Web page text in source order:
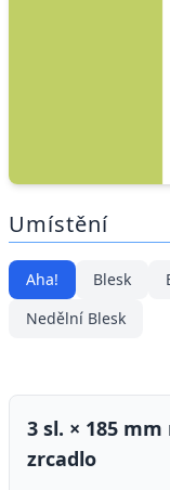
Umístění
Aha! Blesk
Nedělní Blesk
3 sl. × 185 mm
zrcadlo